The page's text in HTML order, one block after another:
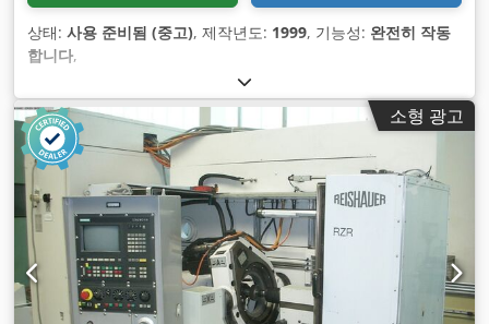
상태: 사용 준비됨 (중고), 제작년도: 1999, 기능성: 완전히 작동
합니다,
소형 광고